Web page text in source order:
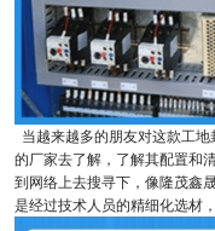
当越来越多的朋友对这款工
的厂家去了解，了解其配置和
到网络上去搜寻下，像隆茂鑫
是经过技术人员的精细化选材